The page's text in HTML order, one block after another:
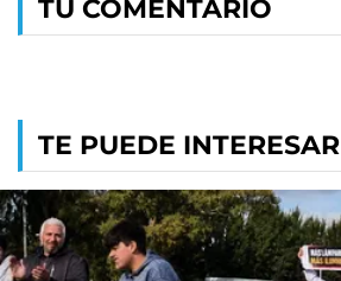
TU COMENTARIO
TE PUEDE INTERESAR